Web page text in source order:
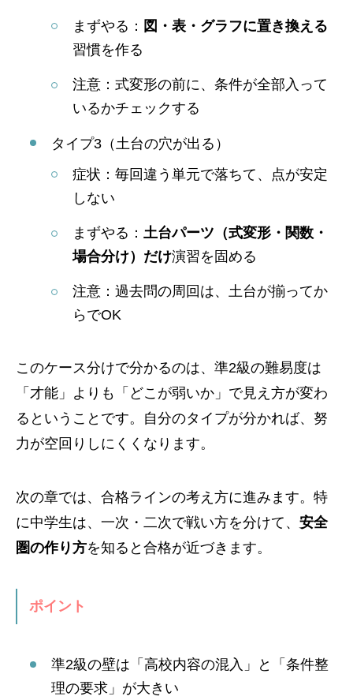
まずやる： 図・表・グラフに置き換える
習慣を作る
注意：式変形の前に、条件が全部入って
いるかチェックする
タイプ3（土台の穴が出る）
症状：毎回違う単元で落ちて、点が安定
しない
まずやる： 土台パーツ（式変形・関数・
場合分け）だけ演習を固める
注意：過去問の周回は、土台が揃ってか
らでOK
このケース分けで分かるのは、準2級の難易度は
「才能」よりも「どこが弱いか」で見え方が変わ
るということです。自分のタイプが分かれば、努
力が空回りしにくくなります。
次の章では、合格ラインの考え方に進みます。特
に中学生は、一次・二次で戦い方を分けて、 安全
圏の作り方を知ると合格が近づきます。
ポイント
準2級の壁は「高校内容の混入」と「条件整
理の要求」が大きい